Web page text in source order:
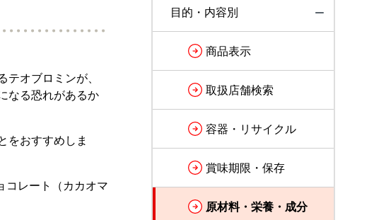
目的・内容別
商品表示
取扱店舗検索
容器・リサイクル
賞味期限・保存
原材料・栄養・成分
オブロミンが、
なる恐れがあるか
をおすすめしま
コレート（カカオマ